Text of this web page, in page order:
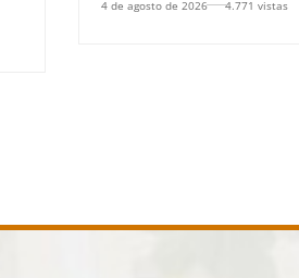
4 de agosto de 2026 4.771 vistas